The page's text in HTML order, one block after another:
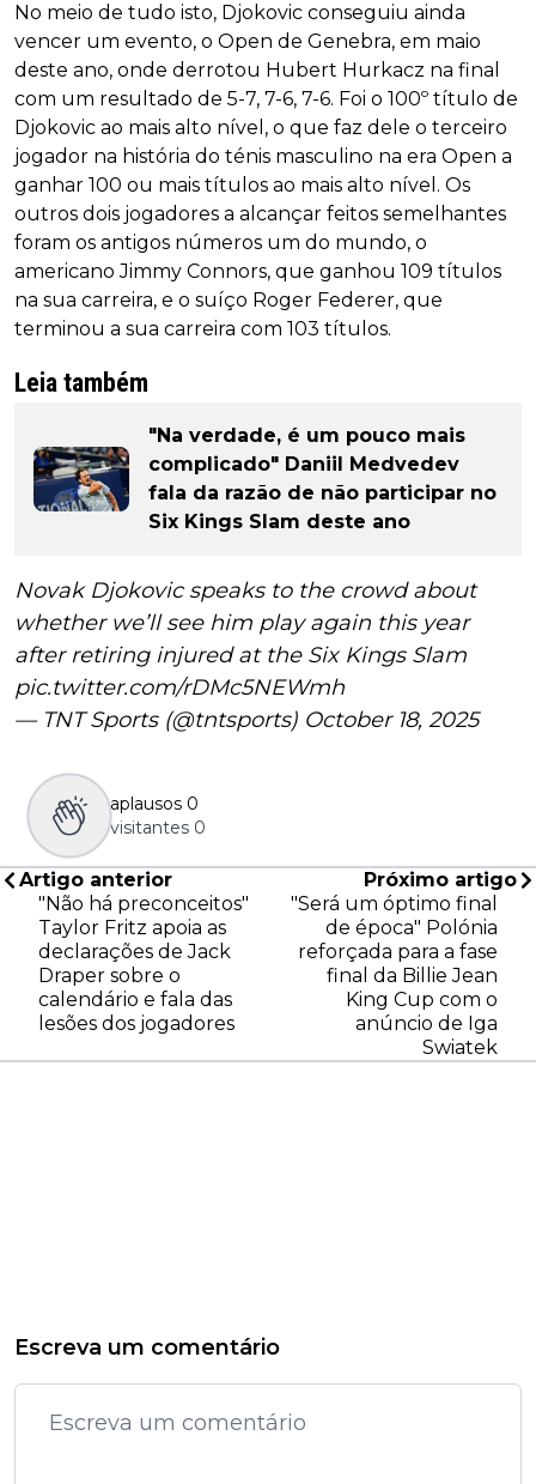
No meio de tudo isto, Djokovic conseguiu ainda
vencer um evento, o Open de Genebra, em maio
deste ano, onde derrotou Hubert Hurkacz na final
com um resultado de 5-7, 7-6, 7-6. Foi o 100º título de
Djokovic ao mais alto nível, o que faz dele o terceiro
jogador na história do ténis masculino na era Open a
ganhar 100 ou mais títulos ao mais alto nível. Os
outros dois jogadores a alcançar feitos semelhantes
foram os antigos números um do mundo, o
americano Jimmy Connors, que ganhou 109 títulos
na sua carreira, e o suíço Roger Federer, que
terminou a sua carreira com 103 títulos.
Leia também
"Na verdade, é um pouco mais
complicado" Daniil Medvedev
fala da razão de não participar no
Six Kings Slam deste ano
Novak Djokovic speaks to the crowd about
whether we’ll see him play again this year
after retiring injured at the Six Kings Slam
pic.twitter.com/rDMc5NEWmh
— TNT Sports (@tntsports) October 18, 2025
aplausos 0
visitantes 0
Artigo anterior
"Não há preconceitos"
Taylor Fritz apoia as
declarações de Jack
Draper sobre o
calendário e fala das
lesões dos jogadores
Próximo artigo
"Será um óptimo final
de época" Polónia
reforçada para a fase
final da Billie Jean
King Cup com o
anúncio de Iga
Swiatek
Escreva um comentário